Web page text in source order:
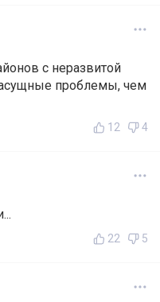
с неразвитой
проблемы, чем
12 4
22 5